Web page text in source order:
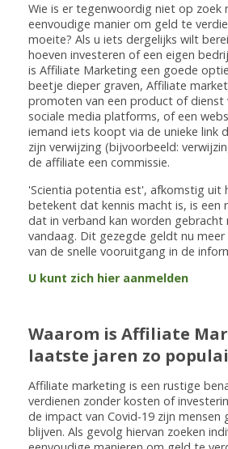
Schrijf in
Wie is er tegenwoordig niet op zoek
eenvoudige manier om geld te
moeite? Als u iets dergelijks wilt
hoeven investeren of een eigen
is Affiliate Marketing een goede
beetje dieper graven, Affiliate
promoten van een product of dienst
sociale media platforms, of een
iemand iets koopt via de unieke link
zijn verwijzing (bijvoorbeeld:
de affiliate een commissie.
'Scientia potentia est', afkomstig uit
betekent dat kennis macht is, is een
dat in verband kan worden gebracht
vandaag. Dit gezegde geldt nu
van de snelle vooruitgang in de
U kunt zich hier aanmelden
Waarom is Affiliate
laatste jaren zo
Affiliate marketing is een rustige
verdienen zonder kosten of
de impact van Covid-19 zijn mensen
blijven. Als gevolg hiervan zoeken